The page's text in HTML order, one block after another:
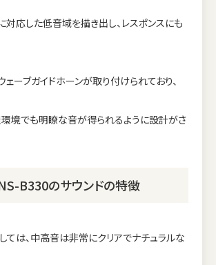
対応した低音域を描き出し、レスポンスにも
ーブガイドホーンが取り付けられており、
境でも明瞭な音が得られるように設計がさ
B330のサウンドの特徴
ては、中高音は非常にクリアでナチュラルな